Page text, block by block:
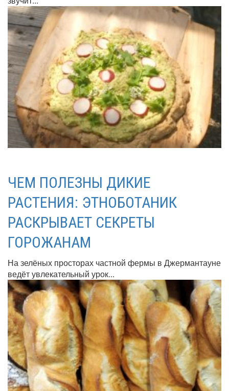
ЧЕМ ПОЛЕЗНЫ ДИКИЕ
РАСТЕНИЯ: ЭТНОБОТАНИК
РАСКРЫВАЕТ СЕКРЕТЫ
ГОРОЖАНАМ
На зелёных просторах частной фермы в Джермантауне
ведёт увлекательный урок...